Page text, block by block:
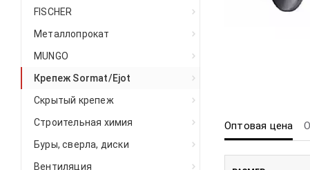
FISCHER
Металлопрокат
MUNGO
Крепеж Sormat/Ejot
Скрытый крепеж
Строительная химия
Буры, сверла, диски
Вентиляция
Оптовая цена